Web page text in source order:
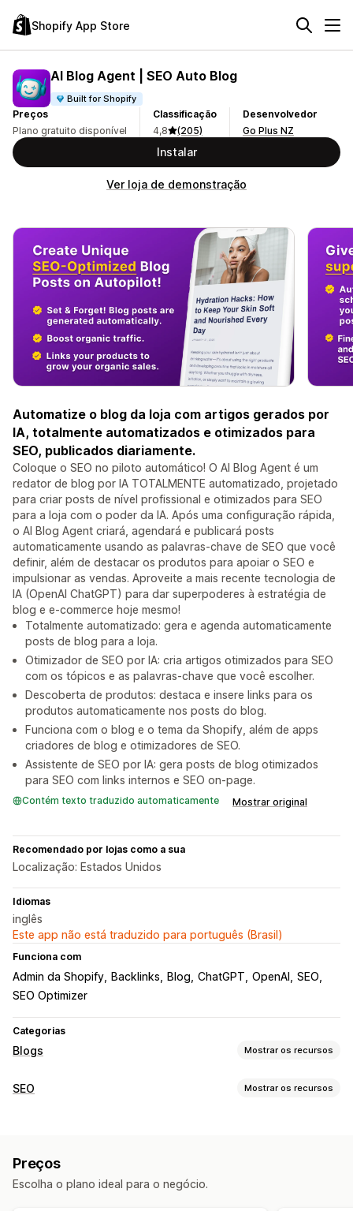
Shopify App Store
AI Blog Agent | SEO Auto Blog
Built for Shopify
Preços
Plano gratuito disponível
Classificação
4,8
(205)
Desenvolvedor
Go Plus NZ
Instalar
Ver loja de demonstração
Automatize o blog da loja com artigos gerados por
IA, totalmente automatizados e otimizados para
SEO, publicados diariamente.
Coloque o SEO no piloto automático! O AI Blog Agent é um
redator de blog por IA TOTALMENTE automatizado, projetado
para criar posts de nível profissional e otimizados para SEO
para a loja com o poder da IA. Após uma configuração rápida,
o AI Blog Agent criará, agendará e publicará posts
automaticamente usando as palavras-chave de SEO que você
definir, além de destacar os produtos para apoiar o SEO e
impulsionar as vendas. Aproveite a mais recente tecnologia de
IA (OpenAI ChatGPT) para dar superpoderes à estratégia de
blog e e-commerce hoje mesmo!
Totalmente automatizado: gera e agenda automaticamente
posts de blog para a loja.
Otimizador de SEO por IA: cria artigos otimizados para SEO
com os tópicos e as palavras-chave que você escolher.
Descoberta de produtos: destaca e insere links para os
produtos automaticamente nos posts do blog.
Funciona com o blog e o tema da Shopify, além de apps
criadores de blog e otimizadores de SEO.
Assistente de SEO por IA: gera posts de blog otimizados
para SEO com links internos e SEO on-page.
Contém texto traduzido automaticamente Mostrar original
Recomendado por lojas como a sua
Localização: Estados Unidos
Idiomas
inglês
Este app não está traduzido para português (Brasil)
Funciona com
Admin da Shopify Backlinks Blog ChatGPT OpenAI
SEO
SEO Optimizer
Categorias
Blogs Mostrar os recursos
Criação de conteúdo
SEO
SEO Mostrar os recursos
Geração por IA
Automações
Preços
Escolha o plano ideal para o negócio.